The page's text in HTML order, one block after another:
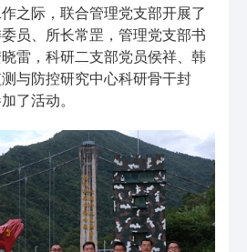
之际，联合管理党支部开展了
员、所长常罡，管理党支部书
雷，科研二支部党员侯祥、韩
与防控研究中心科研骨干封
了活动。